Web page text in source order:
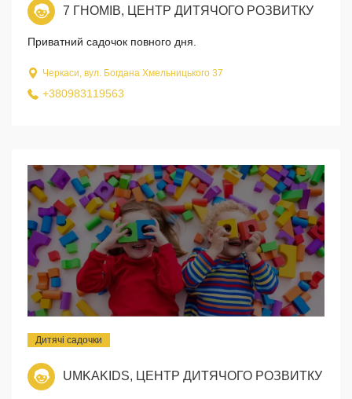
7 ГНОМІВ, ЦЕНТР ДИТЯЧОГО РОЗВИТКУ
Приватний садочок повного дня.
Черкаси, вул. Богдана Хмельницького 37
+380983119563
Дитячі садочки
UMKAKIDS, ЦЕНТР ДИТЯЧОГО РОЗВИТКУ